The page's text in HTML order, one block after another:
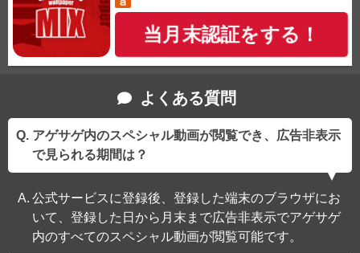
当月末認証をする！
よくある質問
アゲサゲ内のスペシャル動画が閲覧でき、広告非表示
で見られる期間は？
公式サービスに登録後、登録した端末のブラウザにお
いて、登録した日から月末まで広告非表示でアゲサゲ
内のすべてのスペシャル動画が閲覧可能です。